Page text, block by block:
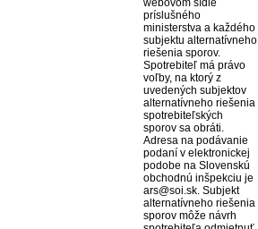
webovom sídle
príslušného
ministerstva a každého
subjektu alternatívneho
riešenia sporov.
Spotrebiteľ má právo
voľby, na ktorý z
uvedených subjektov
alternatívneho riešenia
spotrebiteľských
sporov sa obráti.
Adresa na podávanie
podaní v elektronickej
podobe na Slovenskú
obchodnú inšpekciu je
ars@soi.sk. Subjekt
alternatívneho riešenia
sporov môže návrh